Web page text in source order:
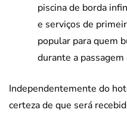
piscina de borda
e serviços de
popular para quem
durante a passagem
Independentemente do
certeza de que será